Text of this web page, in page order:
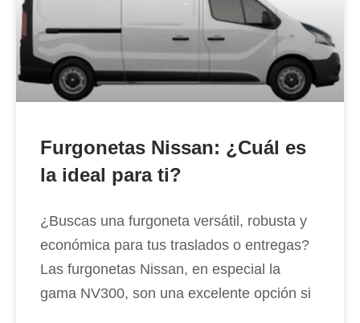
Furgonetas Nissan: ¿Cuál es
la ideal para ti?
¿Buscas una furgoneta versátil, robusta y
económica para tus traslados o entregas?
Las furgonetas Nissan, en especial la
gama NV300, son una excelente opción si